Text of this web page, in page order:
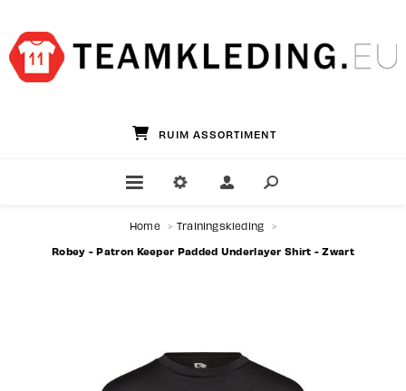
GROOTSTE TEAMWEAR SPECIALIST
Home > Trainingskleding >
Robey - Patron Keeper Padded Underlayer Shirt - Zwart